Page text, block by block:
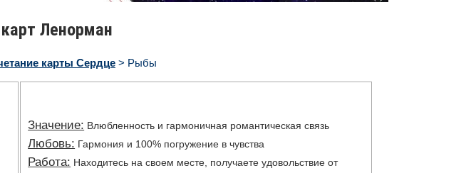
Ленорман
карты Сердце> Рыбы
Значение: Влюбленность и гармоничная романтическая связь
Любовь: Гармония и 100% погружение в чувства
Работа: Находитесь на своем месте, получаете удовольствие от